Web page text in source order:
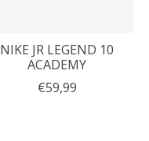
NIKE JR LEGEND 10
ACADEMY
€59,99